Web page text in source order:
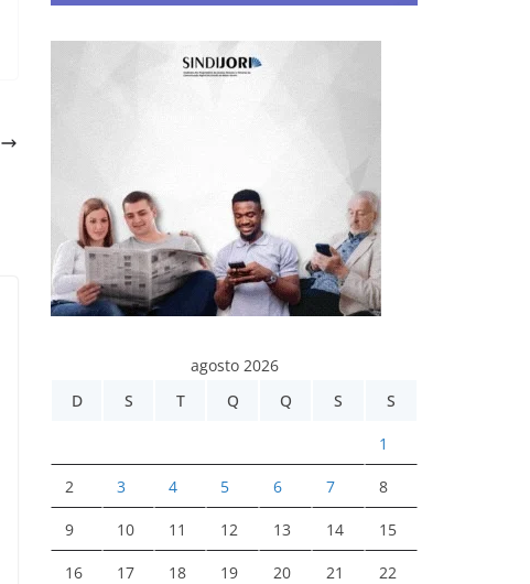
agosto 2026
D
S T Q Q S S
1
2 3 4 5 6 7 8
9 10 11 12 13 14 15
16 17 18 19 20 21 22